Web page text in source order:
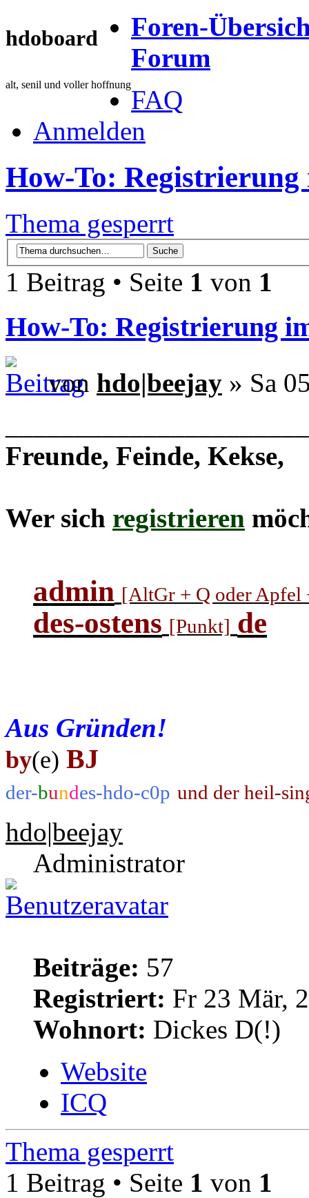
hdoboard
alt, senil und voller hoffnung
Foren-
Forum
FAQ
Anmelden
How-To:
Thema gesperrt
1 Beitrag • Seite 1 von 1
How-To: Registrierung
von hdo|beejay » Sa
Freunde, Feinde, Kekse,
Wer sich registrieren
admin [AltGr + Q oder Apfel
des-ostens [Punkt] de
Aus Gründen!
by(e) BJ
der-bundes-hdo-c0p und der heil-
hdo|beejay
Administrator
Beiträge: 57
Registriert: Fr 23 Mär,
Wohnort: Dickes D(!)
Website
ICQ
Thema gesperrt
1 Beitrag • Seite 1 von 1